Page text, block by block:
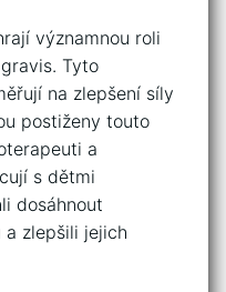
významnou ​roli
​Tyto
na⁣ zlepšení síly
‍postiženy touto
a
s dětmi
dosáhnout
zlepšili jejich